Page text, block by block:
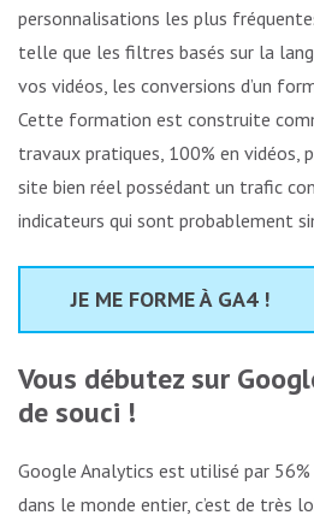
personnalisations les plus
telle que les filtres basés sur la
vos vidéos, les conversions d’un
Cette formation est construite
travaux pratiques, 100% en vidéos,
site bien réel possédant un trafic
indicateurs qui sont probablement
JE ME FORME À GA4 !
Vous débutez sur
de souci !
Google Analytics est utilisé par
dans le monde entier, c’est de très